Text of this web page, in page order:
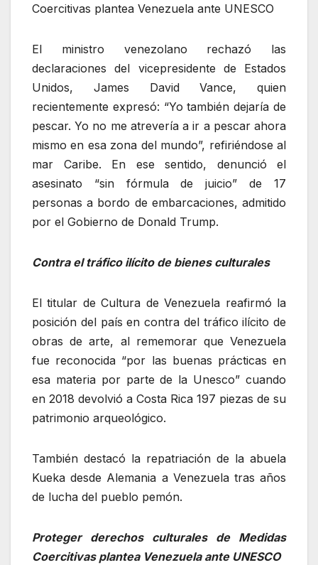
Coercitivas plantea Venezuela ante UNESCO
El ministro venezolano rechazó las
declaraciones del vicepresidente de Estados
Unidos, James David Vance, quien
recientemente expresó: “Yo también dejaría de
pescar. Yo no me atrevería a ir a pescar ahora
mismo en esa zona del mundo”, refiriéndose al
mar Caribe. En ese sentido, denunció el
asesinato “sin fórmula de juicio” de 17
personas a bordo de embarcaciones, admitido
por el Gobierno de Donald Trump.
Contra el tráfico ilícito de bienes culturales
El titular de Cultura de Venezuela reafirmó la
posición del país en contra del tráfico ilícito de
obras de arte, al rememorar que Venezuela
fue reconocida “por las buenas prácticas en
esa materia por parte de la Unesco” cuando
en 2018 devolvió a Costa Rica 197 piezas de su
patrimonio arqueológico.
También destacó la repatriación de la abuela
Kueka desde Alemania a Venezuela tras años
de lucha del pueblo pemón.
Proteger derechos culturales de Medidas
Coercitivas plantea Venezuela ante UNESCO